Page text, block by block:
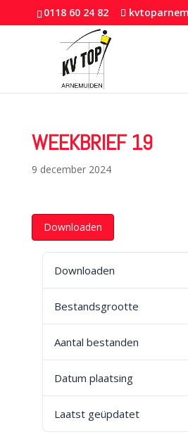
0118 60 24 82
WEEKBRIEF 19
9 december 2024
Downloaden
Downloaden
Bestandsgrootte
Aantal bestanden
Datum plaatsing
Laatst geüpdatet